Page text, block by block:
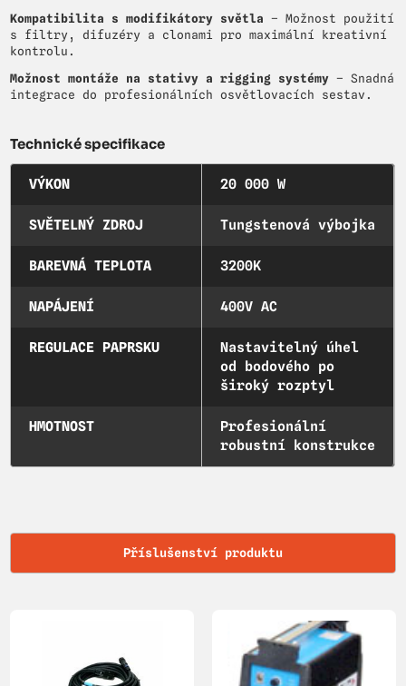
Kompatibilita s modifikátory světla – Možnost použití
s filtry, difuzéry a clonami pro maximální kreativní
kontrolu.
Možnost montáže na stativy a rigging systémy – Snadná
integrace do profesionálních osvětlovacích sestav.
Technické specifikace
VÝKON 20 000 W
SVĚTELNÝ ZDROJ Tungstenová výbojka
BAREVNÁ TEPLOTA 3200K
NAPÁJENÍ 400V AC
REGULACE PAPRSKU
Nastavitelný úhel
od bodového po
široký rozptyl
HMOTNOST
Profesionální
robustní konstrukce
Příslušenství produktu